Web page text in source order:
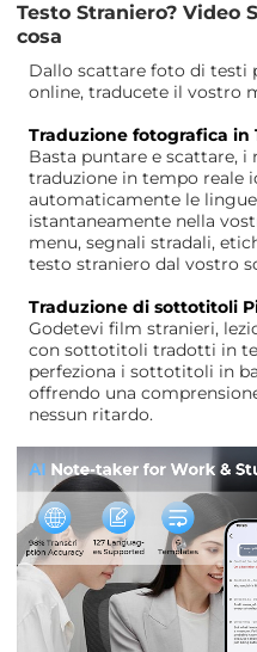
Testo Straniero? Video
cosa
Dallo scattare foto di testi
online, traducete il vostro
Traduzione fotografica in
Basta puntare e scattare,
traduzione in tempo reale
automaticamente le
istantaneamente nella
menu, segnali stradali,
testo straniero dal vostro
Traduzione di sottotitoli
Godetevi film stranieri,
con sottotitoli tradotti in
perfeziona i sottotitoli in
offrendo una
nessun ritardo.